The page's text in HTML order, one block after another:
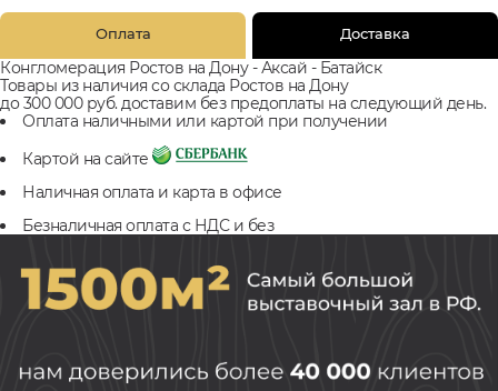
Оплата Доставка
Конгломерация Ростов на Дону - Аксай - Батайск
Товары из наличия со склада Ростов на Дону
до 300 000 руб. доставим без предоплаты на следующий день.
Оплата наличными или картой при получении
Картой на сайте
Наличная оплата и карта в офисе
Безналичная оплата с НДС и без